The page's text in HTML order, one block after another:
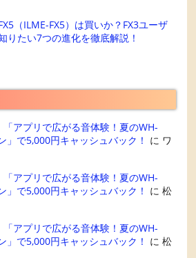
（ILME-FX5）は買いか？FX3ユーザ
りたい7つの進化を徹底解説！
「アプリで広がる音体験！夏のWH-
」で5,000円キャッシュバック！ に ワ
「アプリで広がる音体験！夏のWH-
」で5,000円キャッシュバック！ に松
「アプリで広がる音体験！夏のWH-
」で5,000円キャッシュバック！ に松